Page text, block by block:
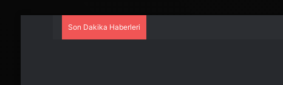
Son Dakika Haberleri